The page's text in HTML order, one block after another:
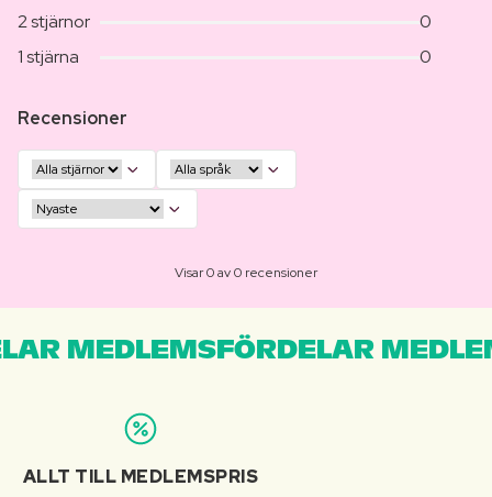
2 stjärnor
0
1 stjärna
0
Recensioner
Visar 0 av 0 recensioner
MEDLEMSFÖRDELAR
ALLT TILL MEDLEMSPRIS